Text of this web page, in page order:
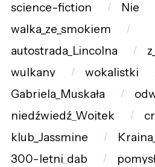
science-fiction
Nie
walka_ze_smokiem
autostrada_Lincolna
wulkany
wokalistki
Gabriela_Muskała
niedźwiedź_Wojtek
klub_Jassmine
300-letni_dąb